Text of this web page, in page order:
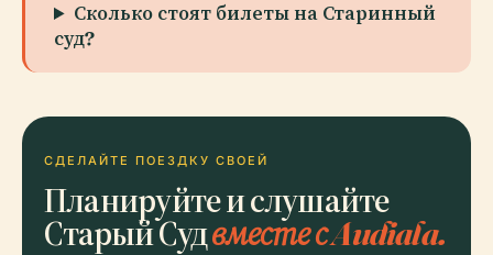
Сколько стоят билеты на Старинный
суд?
СДЕЛАЙТЕ ПОЕЗДКУ СВОЕЙ
Планируйте и слушайте
Старый Судвместе с Audiala.